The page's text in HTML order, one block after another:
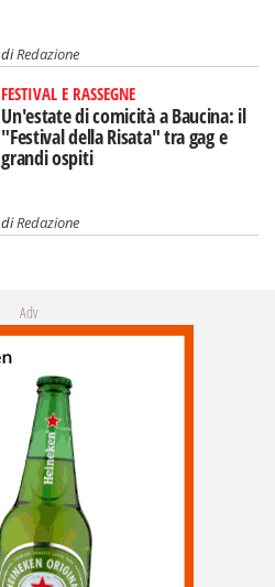
diRedazione
FESTIVAL E RASSEGNE
Un'estate di comicità a Baucina: il
"Festival della Risata" tra gag e
grandi ospiti
diRedazione
Adv